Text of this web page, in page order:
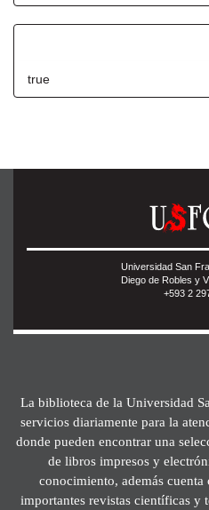
true
Universidad San
Diego de Robles y
+593 2
La biblioteca de la Universidad
servicios diariamente para la
donde pueden encontrar una
de libros impresos y
conocimiento, además cuenta
importantes revistas científicas y